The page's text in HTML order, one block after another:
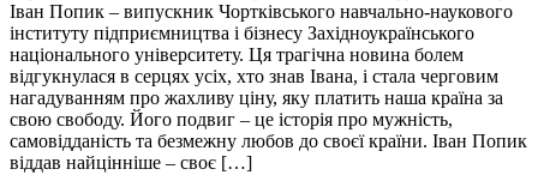
Іван Попик – випускник Чортківського навчально-наукового
інституту підприємництва і бізнесу Західноукраїнського
національного університету. Ця трагічна новина болем
відгукнулася в серцях усіх, хто знав Івана, і стала черговим
нагадуванням про жахливу ціну, яку платить наша країна за
свою свободу. Його подвиг – це історія про мужність,
самовідданість та безмежну любов до своєї країни. Іван Попик
віддав найцінніше – своє […]